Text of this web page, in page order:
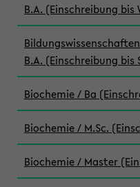
B.A. (Einschreibung bis
B.A. (Einschreibung bis
Biochemie / Ba
Biochemie / M.Sc.
Biochemie / Master